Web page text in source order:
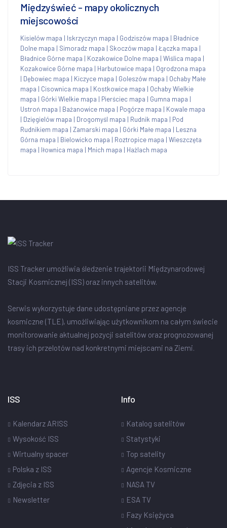
Międzyświeć - mapy okolicznych
miejscowości
Kisielów mapa | Iskrzyczyn mapa | Godziszów mapa | Bładnice
Dolne mapa | Simoradz mapa | Skoczów mapa | Łączka mapa |
Bładnice Górne mapa | Kozakowice Dolne mapa | Wiślica mapa |
Kozakowice Górne mapa | Harbutowice mapa | Ogrodzona mapa
| Dębowiec mapa | Kiczyce mapa | Goleszów mapa | Ochaby Małe
mapa | Cisownica mapa | Kostkowice mapa | Ochaby Wielkie
mapa | Górki Wielkie mapa | Pierściec mapa | Gumna mapa |
Ustroń mapa | Bażanowice mapa | Pogórze mapa | Kowale mapa
| Dzięgielów mapa | Drogomyśl mapa | Rudnik mapa | Pod
Rudnikiem mapa | Zamarski mapa | Górki Małe mapa | Leszna
Górna mapa | Bielowicko mapa | Roztropice mapa | Wieszczęta
mapa | Iłownica mapa | Mnich mapa | Hażlach mapa
ISS Tracker umożliwia śledzenie trajektorii Międzynarodowej
Stacji Kosmicznej (ISS) oraz innych satelitów.
Serwis wykorzystuje dane udostępniane przez agencje
kosmiczne (TLE), umożliwiając użytkownikom na całym świecie
monitorowanie aktualnej pozycji satelitów oraz prognozowanej
trasy ich przelotów nad konkretnymi miejscami na Ziemi.
ISS
Kalendarz ARISS
Wysokość ISS
Wirtualny spacer
Polska z ISS
Zdjęcia z ISS
Newsletter
Info
Katalog satelitów
Statystyki
Top satelity
Agencje Kosmiczne
NASA TV
ESA TV
Fazy Księżyca